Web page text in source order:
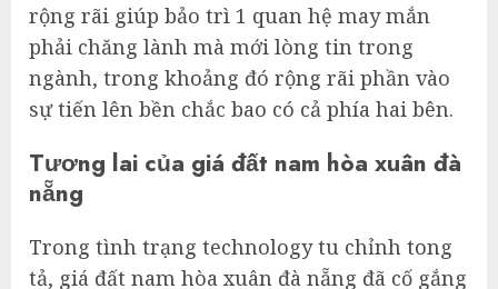
rộng rãi giúp bảo trì 1 quan hệ may mắn
phải chăng lành mà mới lòng tin trong
ngành, trong khoảng đó rộng rãi phần vào
sự tiến lên bền chắc bao có cả phía hai bên.
Tương lai của giá đất nam hòa xuân đà
nẵng
Trong tình trạng technology tu chỉnh tong
tả, giá đất nam hòa xuân đà nẵng đã cố gắng